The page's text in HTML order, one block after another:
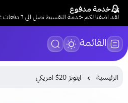
خدمة مدفوع
لقد اضفنا لكم خدمة التقسيط تصل الى ٦ دفعات عبر مدفوع
القائمة
الرئيسية ايتونز 20$ امريكي